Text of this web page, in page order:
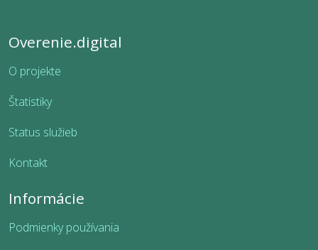
Overenie.digital
O projekte
Štatistiky
Status služieb
Kontakt
Informácie
Podmienky používania